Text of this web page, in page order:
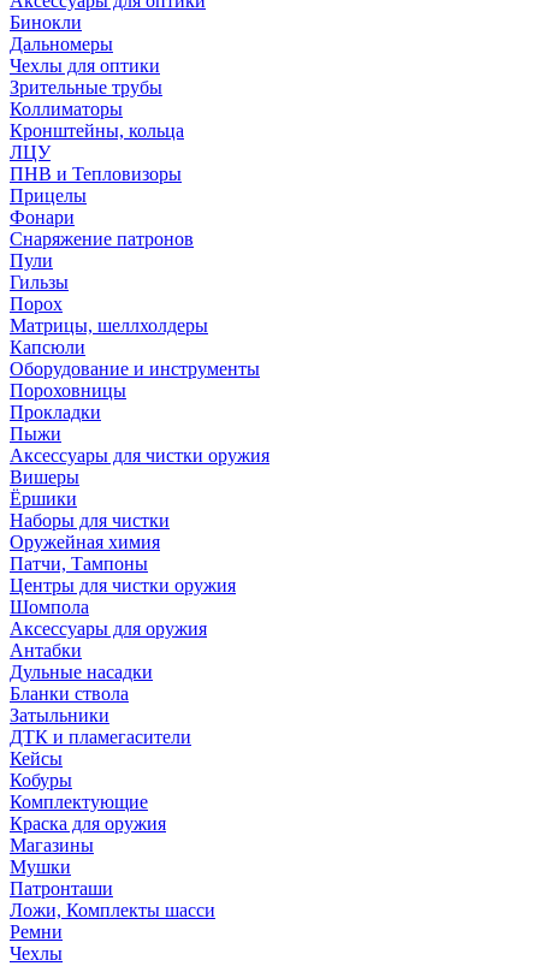
Бинокли
Дальномеры
Чехлы для оптики
Зрительные трубы
Коллиматоры
Кронштейны, кольца
ЛЦУ
ПНВ и Тепловизоры
Прицелы
Фонари
Снаряжение патронов
Пули
Гильзы
Порох
Матрицы, шеллхолдеры
Капсюли
Оборудование и инструменты
Пороховницы
Прокладки
Пыжи
Аксессуары для чистки оружия
Вишеры
Ёршики
Наборы для чистки
Оружейная химия
Патчи, Тампоны
Центры для чистки оружия
Шомпола
Аксессуары для оружия
Антабки
Дульные насадки
Бланки ствола
Затыльники
ДТК и пламегасители
Кейсы
Кобуры
Комплектующие
Краска для оружия
Магазины
Мушки
Патронташи
Ложи, Комплекты шасси
Ремни
Чехлы